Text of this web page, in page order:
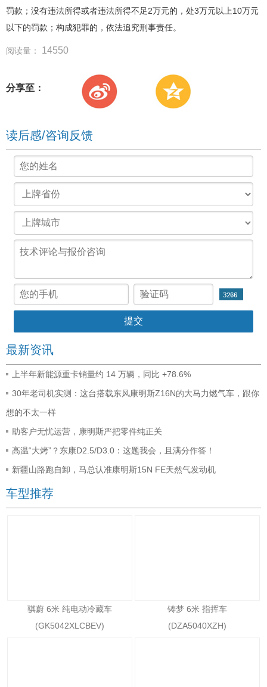
罚款；没有违法所得或者违法所得不足2万元的，处3万元以上10万元
以下的罚款；构成犯罪的，依法追究刑事责任。
阅读量： 14550
分享至：
读后感/咨询反馈
最新资讯
上半年新能源重卡销量约 14 万辆，同比 +78.6%
30年老司机实测：这台搭载东风康明斯Z16N的大马力燃气车，跟你
想的不太一样
助客户无忧运营，康明斯严把零件纯正关
高温“大烤”？东康D2.5/D3.0：这题我会，且满分作答！
新疆山路跑自卸，马总认准康明斯15N FE天然气发动机
车型推荐
骐蔚 6米 纯电动冷藏车
(GK5042XLCBEV)
铸梦 6米 指挥车
(DZA5040XZH)